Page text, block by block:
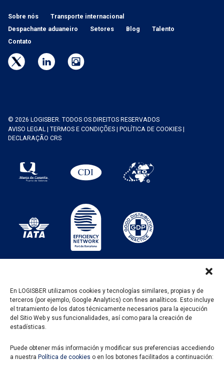
En LOGISBER utilizamos cookies y tecnologías similares, propias y de
terceros (por ejemplo, Google Analytics) con fines analíticos. Esto incluye
el tratamiento de los datos técnicamente necesarios para la ejecución
del Sitio Web y sus funcionalidades, así como para la creación de
estadísticas.
Puede obtener más información y modificar sus preferencias accediendo
a nuestra Política de cookies o en los botones facilitados a continuación:
Sobre nós
Transporte internacional
Despachante aduaneiro
Setores Blog
Talento
Contato
© 2026 LOGISBER. TODOS OS DIREITOS RESERVADOS
AVISO LEGAL| TERMOS E CONDIÇÕES POLÍTICA DE COOKIES
DECLARAÇÃO CRS
PROGRAMA KIT DIGITAL FINANCIADO POR LOS
FONDOS NEXT GENERATION DEL MECANISMO DE